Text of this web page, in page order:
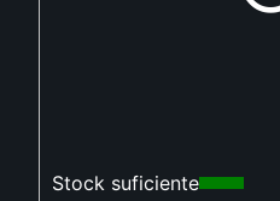
Stock suficiente